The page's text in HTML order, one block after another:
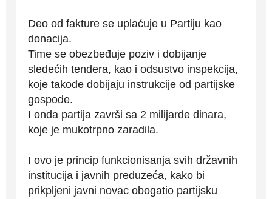
Deo od fakture se uplaćuje u Partiju kao
donacija.
Time se obezbeđuje poziv i dobijanje
sledećih tendera, kao i odsustvo inspekcija,
koje takođe dobijaju instrukcije od partijske
gospode.
I onda partija završi sa 2 milijarde dinara,
koje je mukotrpno zaradila.
I ovo je princip funkcionisanja svih državnih
institucija i javnih preduzeća, kako bi
prikpljeni javni novac obogatio partijsku